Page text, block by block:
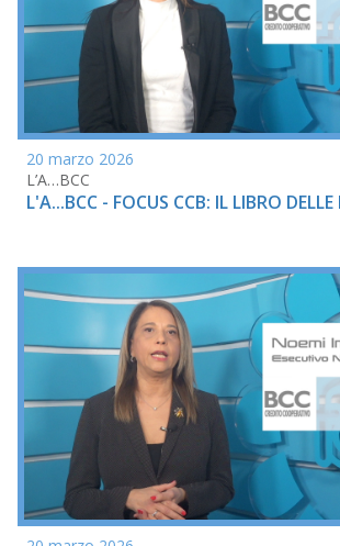
20 marzo 2026
L’A…BCC
L'A...BCC - FOCUS CCB: IL LIBRO DELLE